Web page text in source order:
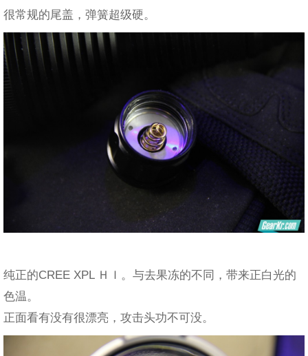
很常规的尾盖，弹簧超级硬。
纯正的CREE XPL ＨＩ。与去果冻的不同，带来正白光的
色温。
正面看有没有很漂亮，攻击头功不可没。